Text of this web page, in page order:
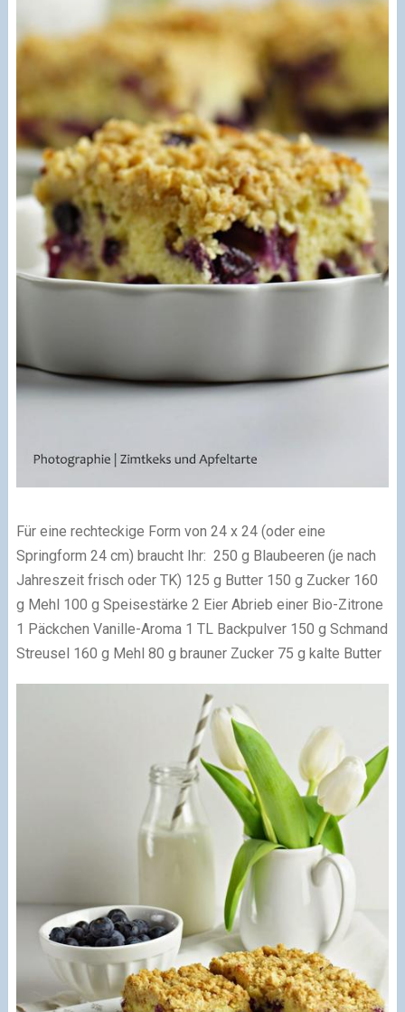
Für eine rechteckige Form von 24 x 24 (oder eine
Springform 24 cm) braucht Ihr: 250 g Blaubeeren (je nach
Jahreszeit frisch oder TK) 125 g Butter 150 g Zucker 160
g Mehl 100 g Speisestärke 2 Eier Abrieb einer Bio-Zitrone
1 Päckchen Vanille-Aroma 1 TL Backpulver 150 g Schmand
Streusel 160 g Mehl 80 g brauner Zucker 75 g kalte Butter